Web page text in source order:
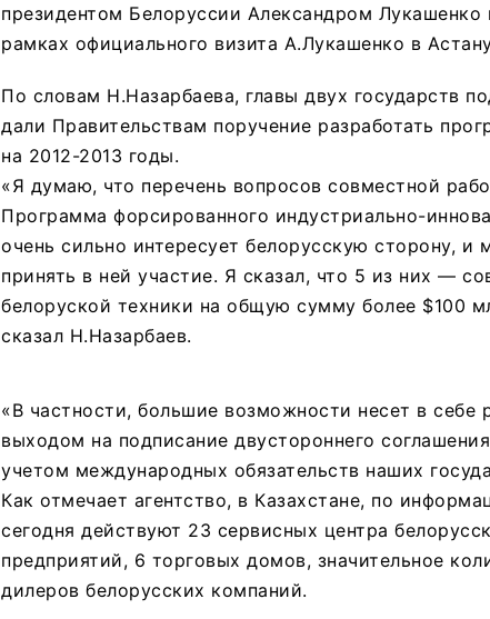
президентом Белоруссии Александром
рамках официального визита А.Лукашенко в
По словам Н.Назарбаева, главы двух государств
дали Правительствам поручение разработать
на 2012-2013 годы.
«Я думаю, что перечень вопросов совместной
Программа форсированного индустриально-
очень сильно интересует белорусскую сторону,
принять в ней участие. Я сказал, что 5 из них —
белоруской техники на общую сумму более $100
сказал Н.Назарбаев.
«В частности, большие возможности несет в себе
выходом на подписание двустороннего
учетом международных обязательств наших
Как отмечает агентство, в Казахстане, по
сегодня действуют 23 сервисных центра
предприятий, 6 торговых домов, значительное
дилеров белорусских компаний.